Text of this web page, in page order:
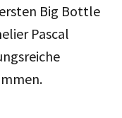
Big Bottle
Pascal